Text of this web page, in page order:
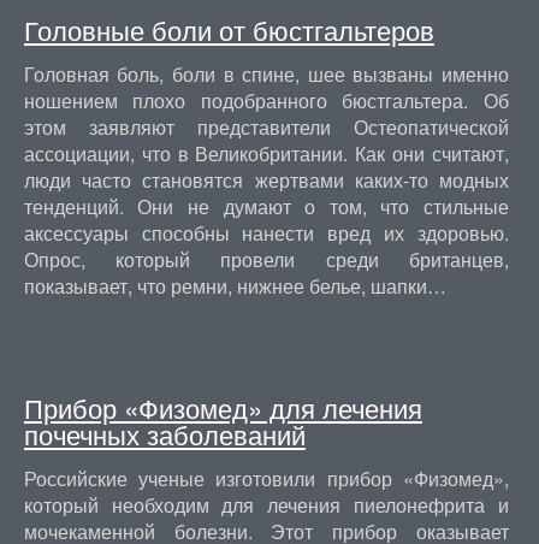
Головные боли от бюстгальтеров
Головная боль, боли в спине, шее вызваны именно
ношением плохо подобранного бюстгальтера. Об
этом заявляют представители Остеопатической
ассоциации, что в Великобритании. Как они считают,
люди часто становятся жертвами каких-то модных
тенденций. Они не думают о том, что стильные
аксессуары способны нанести вред их здоровью.
Опрос, который провели среди британцев,
показывает, что ремни, нижнее белье, шапки…
Прибор «Физомед» для лечения
почечных заболеваний
Российские ученые изготовили прибор «Физомед»,
который необходим для лечения пиелонефрита и
мочекаменной болезни. Этот прибор оказывает